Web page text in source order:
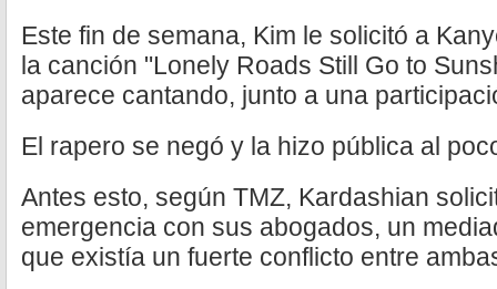
Este fin de semana, Kim le solicitó a
la canción "Lonely Roads Still Go to
aparece cantando, junto a una
El rapero se negó y la hizo pública al
Antes esto, según TMZ, Kardashian
emergencia con sus abogados, un
que existía un fuerte conflicto entre